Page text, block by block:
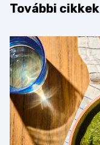
További cikkek